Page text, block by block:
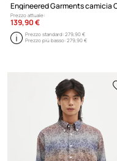
Prezzo attuale:
139,90 €
Prezzo standard:279,90 €
Prezzo più basso:279,90 €